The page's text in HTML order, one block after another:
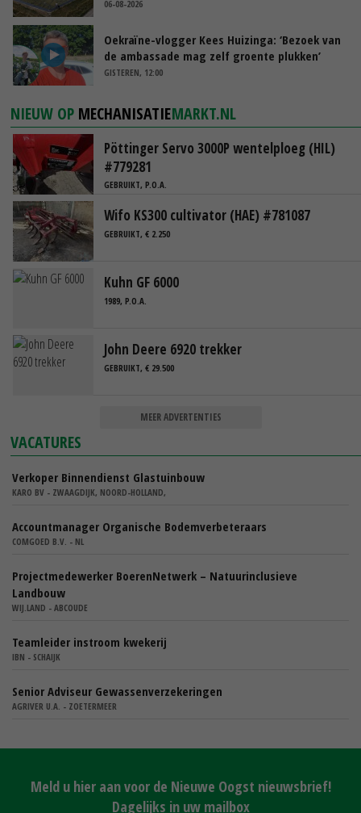
06-08-2026
Oekraïne-vlogger Kees Huizinga: ‘Bezoek van
de ambassade mag zelf groente plukken’
GISTEREN, 12:00
NIEUW OP MECHANISATIEMARKT.NL
Pöttinger Servo 3000P wentelploeg (HIL)
#779281
GEBRUIKT, P.O.A.
Wifo KS300 cultivator (HAE) #781087
GEBRUIKT, € 2.250
Kuhn GF 6000
1989, P.O.A.
John Deere 6920 trekker
GEBRUIKT, € 29.500
MEER ADVERTENTIES
VACATURES
Verkoper Binnendienst Glastuinbouw
KARO BV - ZWAAGDIJK, NOORD-HOLLAND,
Accountmanager Organische Bodemverbeteraars
COMGOED B.V. - NL
Projectmedewerker BoerenNetwerk – Natuurinclusieve
Landbouw
WIJ.LAND - ABCOUDE
Teamleider instroom kwekerij
IBN - SCHAIJK
Senior Adviseur Gewassenverzekeringen
AGRIVER U.A. - ZOETERMEER
Meld u hier aan voor de Nieuwe Oogst nieuwsbrief!
Dagelijks in uw mailbox